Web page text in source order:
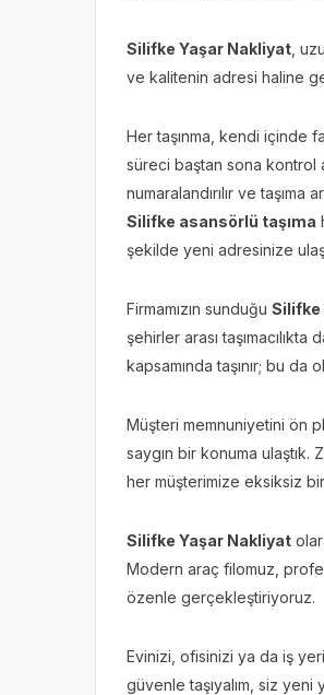
Silifke Yaşar Nakliyat ,
ve kalitenin adresi haline
Her taşınma, kendi içinde
süreci baştan sona kontrol
numaralandırılır ve
Silifke asansörlü taşıma
şekilde yeni adresinize
Firmamızın sunduğu Silifke
şehirler arası
kapsamında taşınır; bu da
Müşteri memnuniyetini ön
saygın bir konuma ulaştık.
her müşterimize eksiksiz
Silifke Yaşar Nakliyat
Modern araç filomuz,
özenle gerçekleştiriyoruz.
Evinizi, ofisinizi ya da iş
güvenle taşıyalım, siz yeni